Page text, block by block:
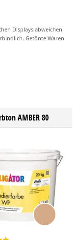
Displays abweichen
Getönte Waren
AMBER 80